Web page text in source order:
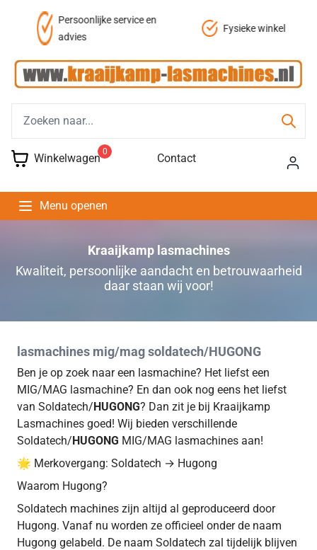
Persoonlijke service en
advies
Fysieke winkel
Winkelwagen 0 Contact
Menu openen
Kraaijkamp lasmachines
Kwaliteit, persoonlijke aandacht en betrouwaarheid
daar staan wij voor!
lasmachines mig/mag soldatech/HUGONG
Ben je op zoek naar een lasmachine? Het liefst een
MIG/MAG lasmachine? En dan ook nog eens het liefst
van Soldatech/HUGONG? Dan zit je bij Kraaijkamp
Lasmachines goed! Wij bieden verschillende
Soldatech/HUGONG MIG/MAG lasmachines aan!
🌟 Merkovergang: Soldatech → Hugong
Waarom Hugong?
Soldatech machines zijn altijd al geproduceerd door
Hugong. Vanaf nu worden ze officieel onder de naam
Hugong gelabeld. De naam Soldatech zal tijdelijk blijven